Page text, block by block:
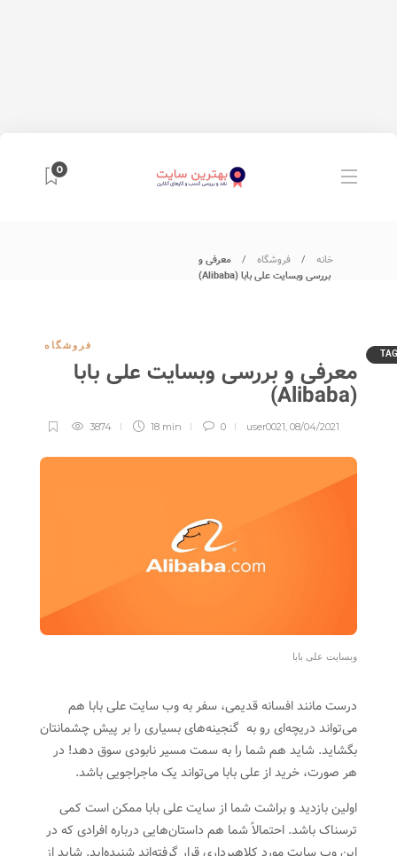
0
خانه فروشگاه
معرفی و
بررسی وبسایت علی بابا (Alibaba)
فروشگاه
معرفی و بررسی وبسایت علی بابا
(Alibaba)
user0021, 08/04/2021
0
18 min
3874
وبسایت علی بابا
درست مانند افسانه قدیمی، سفر به وب سایت علی بابا هم
می‌تواند دریچه‌ای رو به گنجینه‌های بسیاری را بر پیش چشمانتان
بگشاید. شاید هم شما را به سمت مسیر نابودی سوق دهد! در
هر صورت، خرید از علی بابا می‌تواند یک ماجراجویی باشد.
اولین بازدید و براشت شما از سایت علی بابا ممکن است کمی
ترسناک باشد. احتمالاً شما هم داستان‌هایی درباره افرادی که در